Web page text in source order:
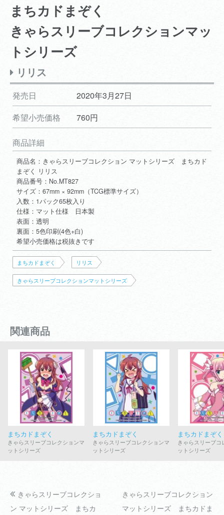
まちカドまぞく
きゃらスリーブコレクションマッ
トシリーズ
リリス
発売日
2020年3月27日
希望小売価格
760円
商品詳細
商品名：きゃらスリーブコレクション マットシリーズ まちカド
まぞく リリス
商品番号：No.MT827
サイズ：67mm × 92mm（TCG標準サイズ）
入数：1パック65枚入り
仕様：マット仕様 日本製
表面：透明
裏面：5色印刷(4色+白)
希望小売価格は税抜きです
まちカドまぞく リリス
きゃらスリーブコレクションマットシリーズ
関連商品
まちカドまぞく
きゃらスリーブコレクションマ
ットシリーズ
まちカドまぞく
きゃらスリーブコレクションマ
ットシリーズ
まちカドまぞく
きゃらスリーブコ
ットシリーズ
きゃらスリーブコレクショ
ン マットシリーズ まちカ
きゃらスリーブコレクション
マットシリーズ まちカドま